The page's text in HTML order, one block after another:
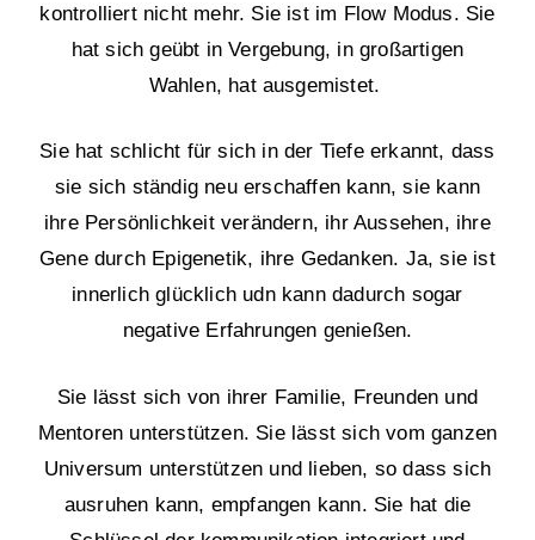
kontrolliert nicht mehr. Sie ist im Flow Modus. Sie
hat sich geübt in Vergebung, in großartigen
Wahlen, hat ausgemistet.
Sie hat schlicht für sich in der Tiefe erkannt, dass
sie sich ständig neu erschaffen kann, sie kann
ihre Persönlichkeit verändern, ihr Aussehen, ihre
Gene durch Epigenetik, ihre Gedanken. Ja, sie ist
innerlich glücklich udn kann dadurch sogar
negative Erfahrungen genießen.
Sie lässt sich von ihrer Familie, Freunden und
Mentoren unterstützen. Sie lässt sich vom ganzen
Universum unterstützen und lieben, so dass sich
ausruhen kann, empfangen kann. Sie hat die